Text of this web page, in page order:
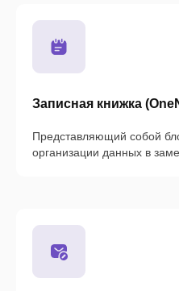
Записная книжка
Представляющий собой
организации данных в